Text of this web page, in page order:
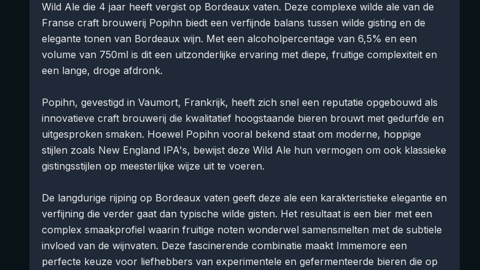
Brouwerijen
Bierstijlen
Wild Ale die 4 jaar heeft vergist op Bordeaux vaten. Deze complexe wilde ale van de
Franse craft brouwerij Popihn biedt een verfijnde balans tussen wilde gisting en de
elegante tonen van Bordeaux wijn. Met een alcoholpercentage van 6,5% en een
volume van 750ml is dit een uitzonderlijke ervaring met diepe, fruitige complexiteit en
een lange, droge afdronk.
Popihn, gevestigd in Vaumort, Frankrijk, heeft zich snel een reputatie opgebouwd als
innovatieve craft brouwerij die kwalitatief hoogstaande bieren brouwt met gedurfde en
uitgesproken smaken. Hoewel Popihn vooral bekend staat om moderne, hoppige
stijlen zoals New England IPA's, bewijst deze Wild Ale hun vermogen om ook klassieke
gistingsstijlen op meesterlijke wijze uit te voeren.
De langdurige rijping op Bordeaux vaten geeft deze ale een karakteristieke elegantie en
verfijning die verder gaat dan typische wilde gisten. Het resultaat is een bier met een
complex smaakprofiel waarin fruitige noten wonderwel samensmelten met de subtiele
invloed van de wijnvaten. Deze fascinerende combinatie maakt Immemore een
perfecte keuze voor liefhebbers van experimentele en gefermenteerde bieren die op